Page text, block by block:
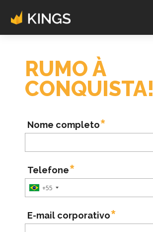
RUMO À
CONQUISTA!
Nome completo
Telefone
+55
E-mail corporativo